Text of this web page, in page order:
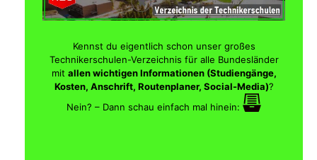
Kennst du eigentlich schon unser großes
Technikerschulen-Verzeichnis für alle Bundesländer
mit allen wichtigen Informationen (Studiengänge,
Kosten, Anschrift, Routenplaner, Social-Media)?
Nein? – Dann schau einfach mal hinein: